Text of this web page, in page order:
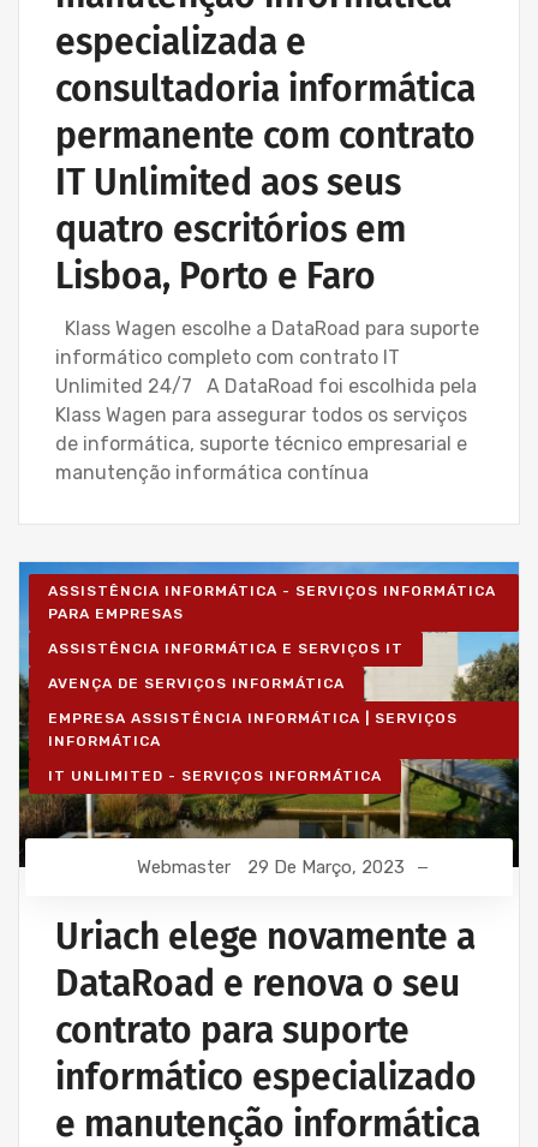
especializada e
consultadoria informática
permanente com contrato
IT Unlimited aos seus
quatro escritórios em
Lisboa, Porto e Faro
Klass Wagen escolhe a DataRoad para suporte
informático completo com contrato IT
Unlimited 24/7 A DataRoad foi escolhida pela
Klass Wagen para assegurar todos os serviços
de informática, suporte técnico empresarial e
manutenção informática contínua
ASSISTÊNCIA INFORMÁTICA - SERVIÇOS INFORMÁTICA
PARA EMPRESAS
ASSISTÊNCIA INFORMÁTICA E SERVIÇOS IT
AVENÇA DE SERVIÇOS INFORMÁTICA
EMPRESA ASSISTÊNCIA INFORMÁTICA | SERVIÇOS
INFORMÁTICA
IT UNLIMITED - SERVIÇOS INFORMÁTICA
Webmaster 29 De Março, 2023
Uriach elege novamente a
DataRoad e renova o seu
contrato para suporte
informático especializado
e manutenção informática